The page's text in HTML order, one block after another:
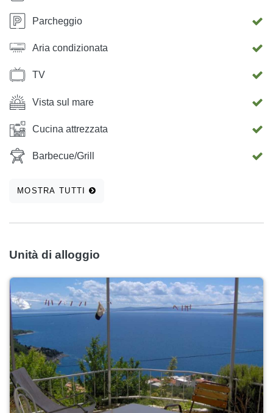
Parcheggio
Aria condizionata
TV
Vista sul mare
Cucina attrezzata
Barbecue/Grill
MOSTRA TUTTI
Unità di alloggio